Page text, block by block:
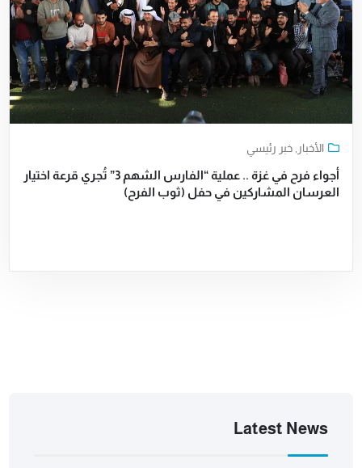
الأخبار ,خبر رئيسي
أجواء فرح في غزة .. عملية “الفارس الشهم 3” تُجري قرعة اختيار
العرسان المشاركين في حفل (ثوب الفرح)
Latest News